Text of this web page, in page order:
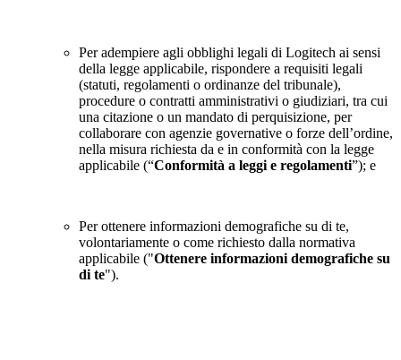
Per adempiere agli obblighi legali di Logitech ai sensi
della legge applicabile, rispondere a requisiti legali
(statuti, regolamenti o ordinanze del tribunale),
procedure o contratti amministrativi o giudiziari, tra cui
una citazione o un mandato di perquisizione, per
collaborare con agenzie governative o forze dell’ordine,
nella misura richiesta da e in conformità con la legge
applicabile (“Conformità a leggi e regolamenti”); e
Per ottenere informazioni demografiche su di te,
volontariamente o come richiesto dalla normativa
applicabile ("Ottenere informazioni demografiche su
di te").